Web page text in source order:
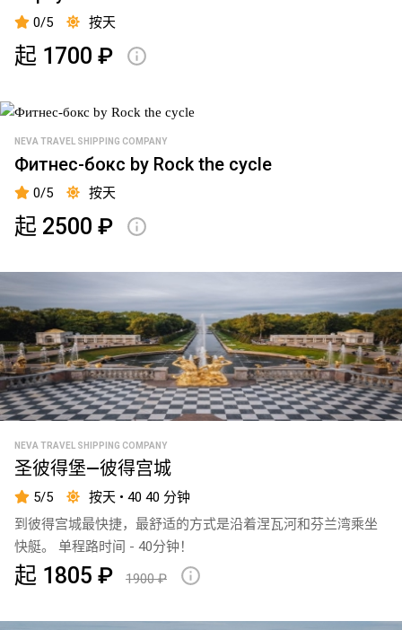
0/5 按天
起 1700 ₽
NEVA TRAVEL SHIPPING COMPANY
Фитнес-бокс by Rock the cycle
0/5 按天
起 2500 ₽
NEVA TRAVEL SHIPPING COMPANY
圣彼得堡—彼得宫城
5/5
按天 • 40 40 分钟
到彼得宫城最快捷，最舒适的方式是沿着涅瓦河和芬兰湾乘坐
快艇。 单程路时间 - 40分钟！
起 1805 ₽ 1900 ₽
罗
要
塞
馆
铜
士
头
莫
伊
卡
河
堤
70
拉
克
塔
中
心
Ярославово